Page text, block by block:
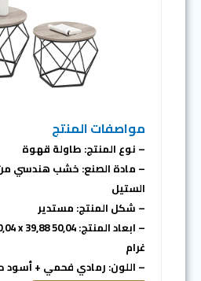
مواصفات المنتج
– نوع المنتج: طاولة قهوة
– مادة الصنع: خشب هندسي
الستيل
– شكل المنتج: مستدير
غرام
– اللون: رمادي فحمي + أسود